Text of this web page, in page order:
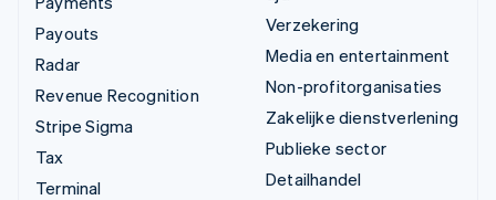
Payouts
Radar
Revenue Recognition
Stripe Sigma
Tax
Terminal
Verzekering
Media en entertainment
Non-profitorganisaties
Zakelijke dienstverlening
Publieke sector
Detailhandel